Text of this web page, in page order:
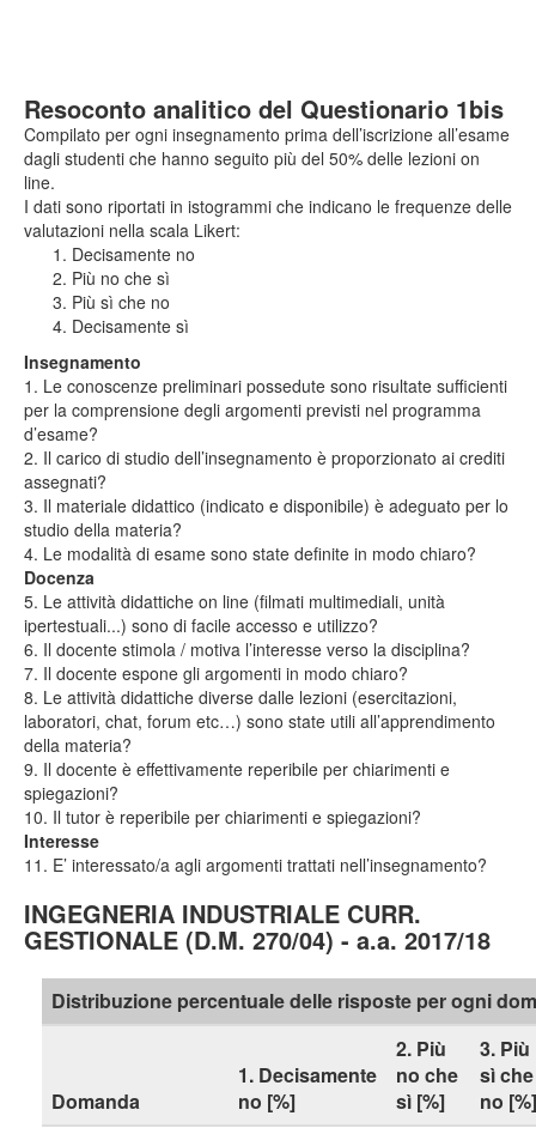
Resoconto analitico del Questionario 1bis
Compilato per ogni insegnamento prima dell’iscrizione all’esame
dagli studenti che hanno seguito più del 50% delle lezioni on
line.
I dati sono riportati in istogrammi che indicano le frequenze delle
valutazioni nella scala Likert:
Decisamente no
Più no che sì
Più sì che no
Decisamente sì
Insegnamento
1. Le conoscenze preliminari possedute sono risultate sufficienti
per la comprensione degli argomenti previsti nel programma
d’esame?
2. Il carico di studio dell’insegnamento è proporzionato ai crediti
assegnati?
3. Il materiale didattico (indicato e disponibile) è adeguato per lo
studio della materia?
4. Le modalità di esame sono state definite in modo chiaro?
Docenza
5. Le attività didattiche on line (filmati multimediali, unità
ipertestuali...) sono di facile accesso e utilizzo?
6. Il docente stimola / motiva l’interesse verso la disciplina?
7. Il docente espone gli argomenti in modo chiaro?
8. Le attività didattiche diverse dalle lezioni (esercitazioni,
laboratori, chat, forum etc…) sono state utili all’apprendimento
della materia?
9. Il docente è effettivamente reperibile per chiarimenti e
spiegazioni?
10. Il tutor è reperibile per chiarimenti e spiegazioni?
Interesse
11. E’ interessato/a agli argomenti trattati nell’insegnamento?
INGEGNERIA INDUSTRIALE CURR.
GESTIONALE (D.M. 270/04) - a.a. 2017/18
Distribuzione percentuale delle risposte per ogni
Domanda
1. Decisamente
no [%]
2. Più
no che
sì [%]
3. Più
sì che
no [%]